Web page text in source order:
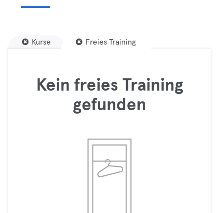
Kurse Freies Training
Kein freies Training
gefunden